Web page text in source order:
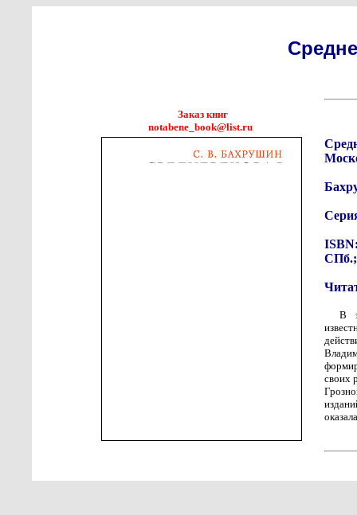
Заказ книг
notabene_book@list.ru
СПб.;
В
своих